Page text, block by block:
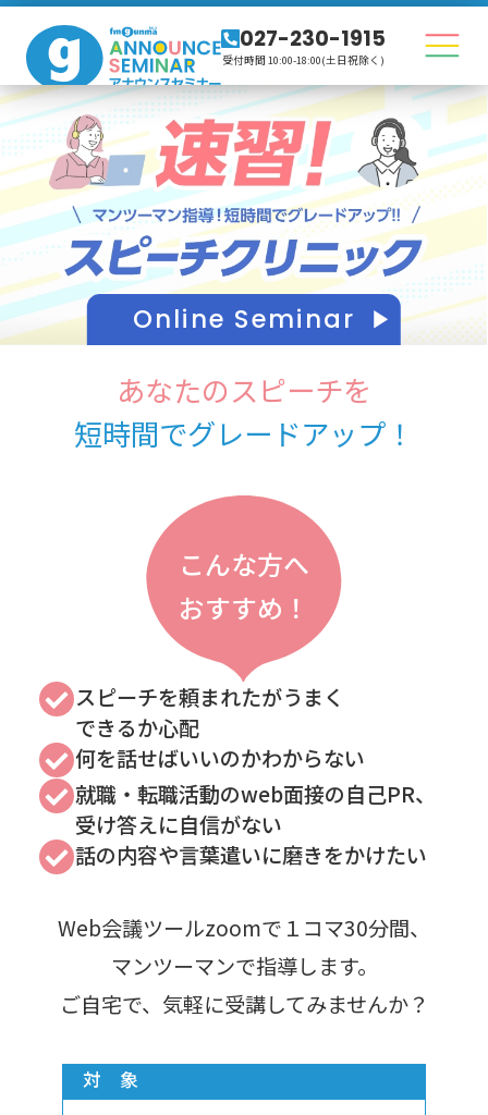
027-230-1915
受付時間 10:00-18:00(土日祝除く)
Online Seminar
あなたのスピーチを
短時間でグレードアップ！
こんな方へ
おすすめ！
スピーチを頼まれたがうまく
できるか心配
何を話せばいいのかわからない
就職・転職活動のweb面接の自己PR、
受け答えに自信がない
話の内容や言葉遣いに磨きをかけたい
Web会議ツールzoomで１コマ30分間、
マンツーマンで指導します。
ご自宅で、気軽に受講してみませんか？
対 象